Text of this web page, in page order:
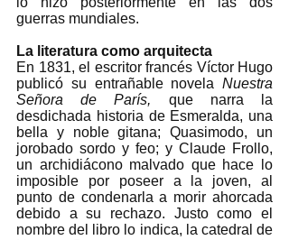
guerras mundiales.
La literatura como arquitecta
En 1831, el escritor francés Víctor Hugo
publicó su entrañable novela Nuestra
Señora de París, que narra la
desdichada historia de Esmeralda, una
bella y noble gitana; Quasimodo, un
jorobado sordo y feo; y Claude Frollo,
un archidiácono malvado que hace lo
imposible por poseer a la joven, al
punto de condenarla a morir ahorcada
debido a su rechazo. Justo como el
nombre del libro lo indica, la catedral de